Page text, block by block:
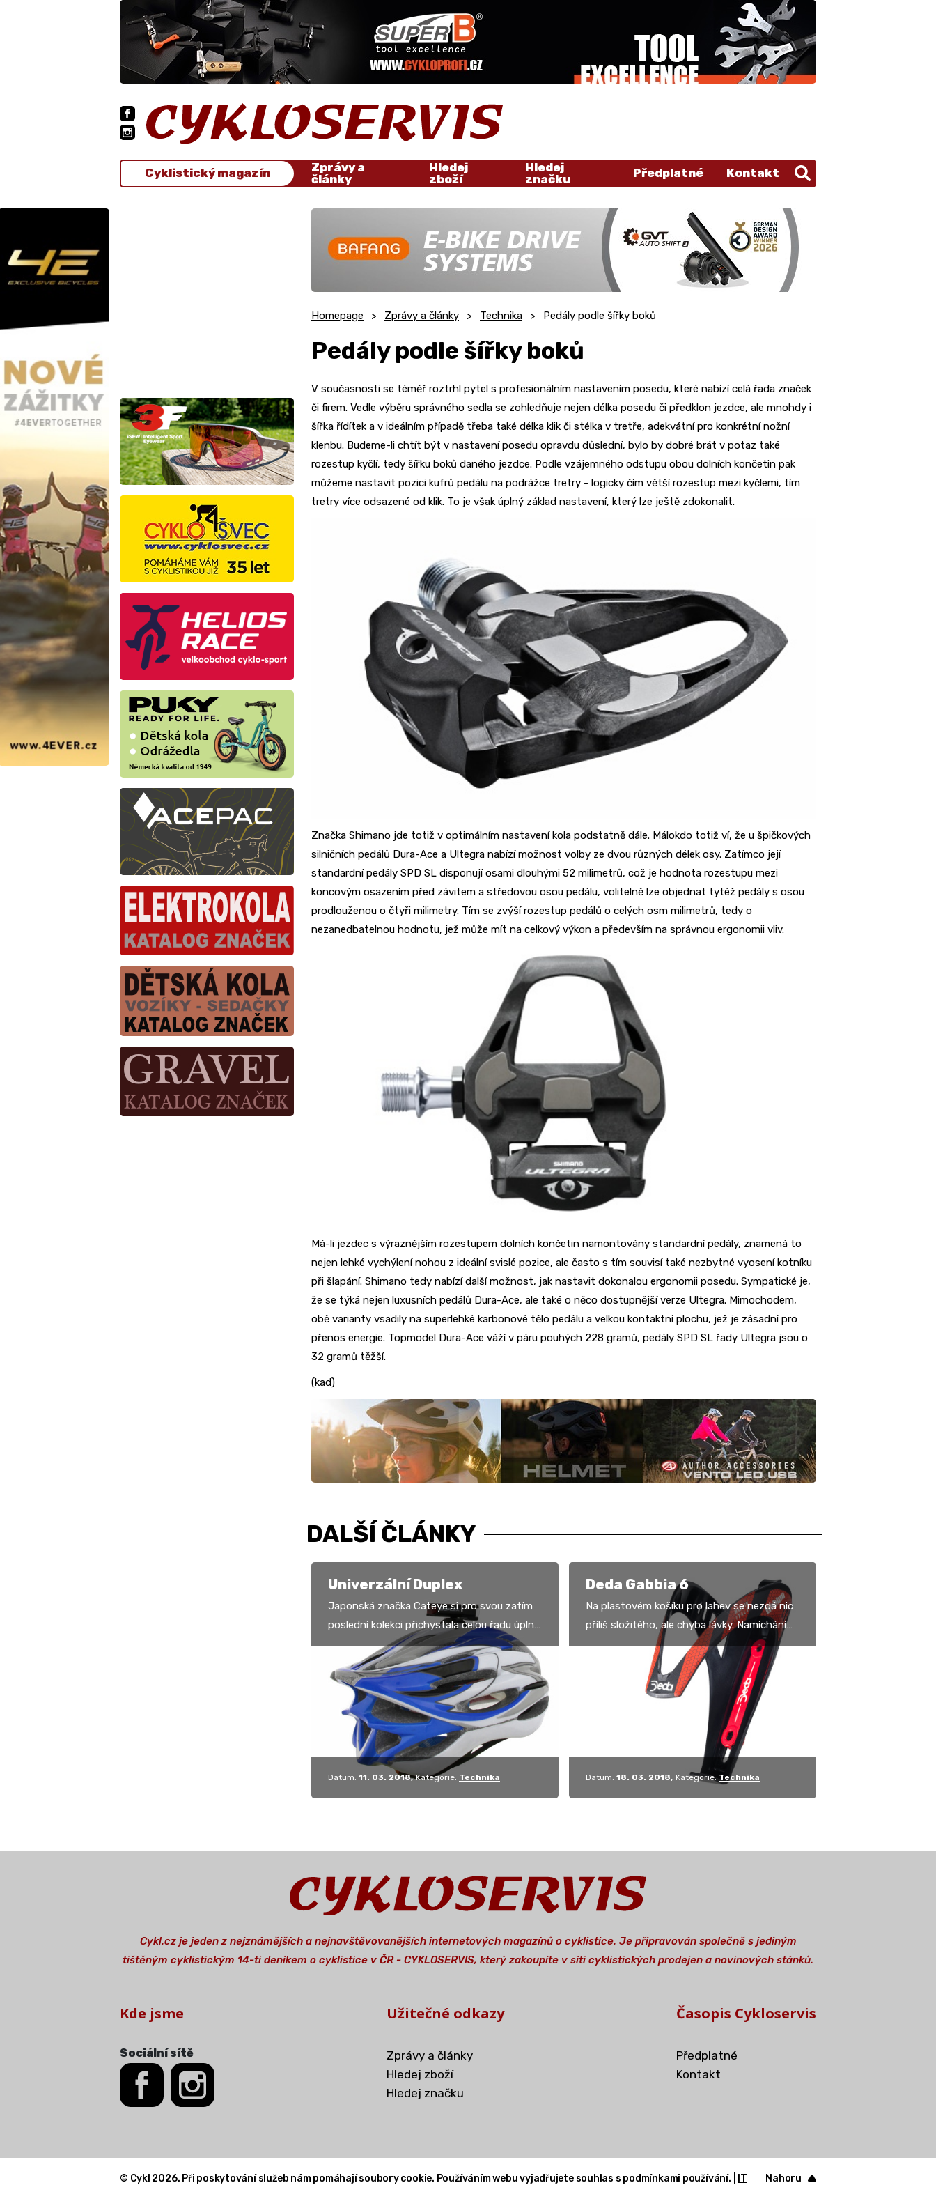
Cyklistický magazín
Zprávy a
články
Hledej
zboží
Hledej
značku
Předplatné Kontakt
Homepage Zprávy a články Technika Pedály podle šířky boků
Pedály podle šířky boků
V současnosti se téměř roztrhl pytel s profesionálním nastavením posedu, které nabízí celá řada značek
či firem. Vedle výběru správného sedla se zohledňuje nejen délka posedu či předklon jezdce, ale mnohdy i
šířka řídítek a v ideálním případě třeba také délka klik či stélka v tretře, adekvátní pro konkrétní nožní
klenbu. Budeme-li chtít být v nastavení posedu opravdu důslední, bylo by dobré brát v potaz také
rozestup kyčlí, tedy šířku boků daného jezdce. Podle vzájemného odstupu obou dolních končetin pak
můžeme nastavit pozici kufrů pedálu na podrážce tretry - logicky čím větší rozestup mezi kyčlemi, tím
tretry více odsazené od klik. To je však úplný základ nastavení, který lze ještě zdokonalit.
Značka Shimano jde totiž v optimálním nastavení kola podstatně dále. Málokdo totiž ví, že u špičkových
silničních pedálů Dura-Ace a Ultegra nabízí možnost volby ze dvou různých délek osy. Zatímco její
standardní pedály SPD SL disponují osami dlouhými 52 milimetrů, což je hodnota rozestupu mezi
koncovým osazením před závitem a středovou osou pedálu, volitelně lze objednat tytéž pedály s osou
prodlouženou o čtyři milimetry. Tím se zvýší rozestup pedálů o celých osm milimetrů, tedy o
nezanedbatelnou hodnotu, jež může mít na celkový výkon a především na správnou ergonomii vliv.
Má-li jezdec s výraznějším rozestupem dolních končetin namontovány standardní pedály, znamená to
nejen lehké vychýlení nohou z ideální svislé pozice, ale často s tím souvisí také nezbytné vyosení kotníku
při šlapání. Shimano tedy nabízí další možnost, jak nastavit dokonalou ergonomii posedu. Sympatické je,
že se týká nejen luxusních pedálů Dura-Ace, ale také o něco dostupnější verze Ultegra. Mimochodem,
obě varianty vsadily na superlehké karbonové tělo pedálu a velkou kontaktní plochu, jež je zásadní pro
přenos energie. Topmodel Dura-Ace váží v páru pouhých 228 gramů, pedály SPD SL řady Ultegra jsou o
32 gramů těžší.
(kad)
DALŠÍ ČLÁNKY
Univerzální Duplex
Japonská značka Cateye si pro svou zatím
poslední kolekci přichystala celou řadu úplně
nových světel a blikaček. My jsme
otestovali…
Datum: 11. 03. 2018 Kategorie: Technika
Deda Gabbia 6
Na plastovém košíku pro lahev se nezdá nic
příliš složitého, ale chyba lávky. Namíchání
ideálního poměru mezi pevností uchycení
Datum: 18. 03. 2018 Kategorie: Technika
Cykl.cz je jeden z nejznámějších a nejnavštěvovanějších internetových magazínů o cyklistice. Je připravován společně s jediným
tištěným cyklistickým 14-ti deníkem o cyklistice v ČR - CYKLOSERVIS, který zakoupíte v síti cyklistických prodejen a novinových stánků.
Kde jsme
Sociální sítě
Užitečné odkazy
Zprávy a články
Hledej zboží
Hledej značku
Časopis Cykloservis
Předplatné
Kontakt
© Cykl 2026. Při poskytování služeb nám pomáhají soubory cookie. Používáním webu vyjadřujete souhlas s podmínkami používání. | IT Nahoru